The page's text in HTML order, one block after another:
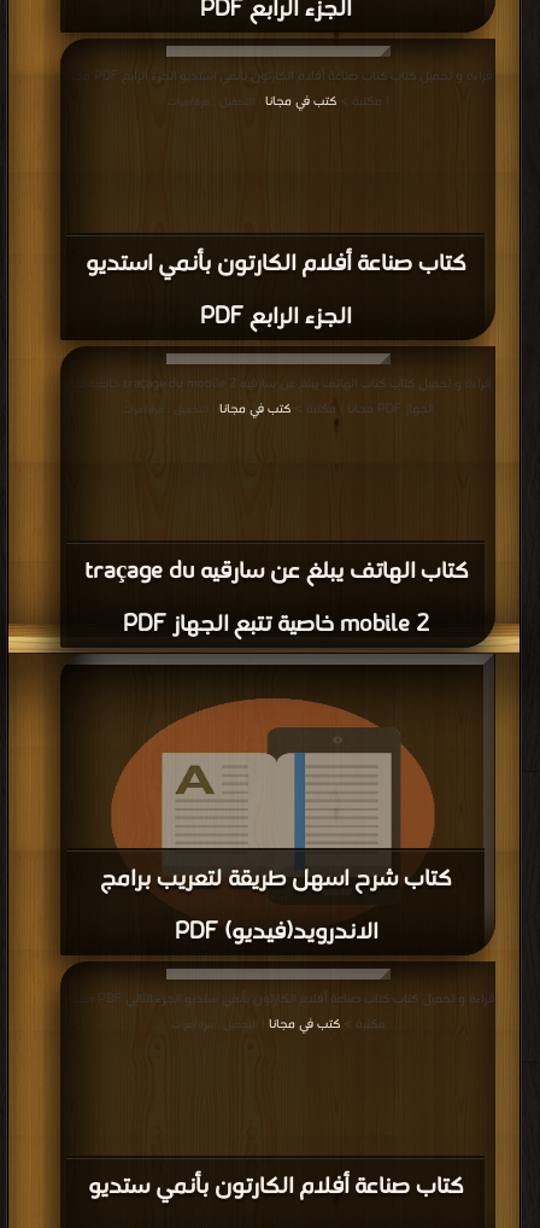
الجزء الرابع PDF
كتاب صناعة أفلام الكارتون بأنمي استديو
الجزء الرابع PDF
| مكتبة >كتب في مجانا | التحميل : مرة/مرات
كتاب الهاتف يبلغ عن سارقيه traçage du
mobile 2 خاصية تتبع الجهاز PDF
قراءة و تحميل كتاب كتاب الهاتف يبلغ عن سارقيه traçage du mobile 2 خاصية تتبع
الجهاز PDF مجانا | مكتبة >
كتب في مجانا | التحميل : مرة/مرات
كتاب شرح اسهل طريقة لتعريب برامج
الاندرويد(فيديو) PDF
مجانا | مكتبة >كتب في تحميل| التحميل : مرة/مرات
كتاب صناعة أفلام الكارتون بأنمي ستديو
قراءة و تحميل كتاب كتاب صناعة أفلام الكارتون بأنمي ستديو الجزء الثاني PDF مجانا |
مكتبة >كتب في مجانا | التحميل : مرة/مرات